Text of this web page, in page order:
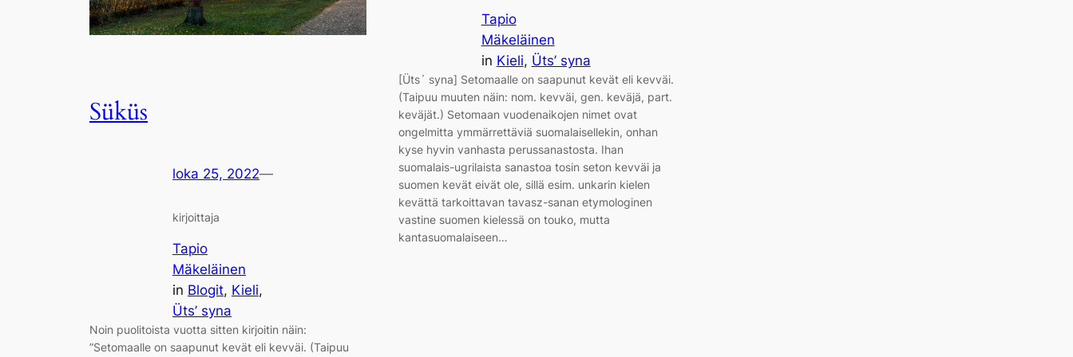
Süküs
loka 25, 2022—
kirjoittaja
Tapio
Mäkeläinen
in Blogit, Kieli
Üts’ syna
Noin puolitoista vuotta sitten kirjoitin näin:
”Setomaalle on saapunut kevät eli kevväi. (Taipuu
Tapio
Mäkeläinen
in Kieli, Üts’ syna
[Üts´ syna] Setomaalle on saapunut kevät eli kevväi.
(Taipuu muuten näin: nom. kevväi, gen. keväjä, part.
keväjät.) Setomaan vuodenaikojen nimet ovat
ongelmitta ymmärrettäviä suomalaisellekin, onhan
kyse hyvin vanhasta perussanastosta. Ihan
suomalais-ugrilaista sanastoa tosin seton kevväi ja
suomen kevät eivät ole, sillä esim. unkarin kielen
kevättä tarkoittavan tavasz-sanan etymologinen
vastine suomen kielessä on touko, mutta
kantasuomalaiseen…